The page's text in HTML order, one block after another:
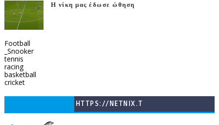
Η νίκη μας έδωσε ώθηση
Football
_Snooker
tennis
racing
basketball
cricket
HTTPS://NETNIX.T